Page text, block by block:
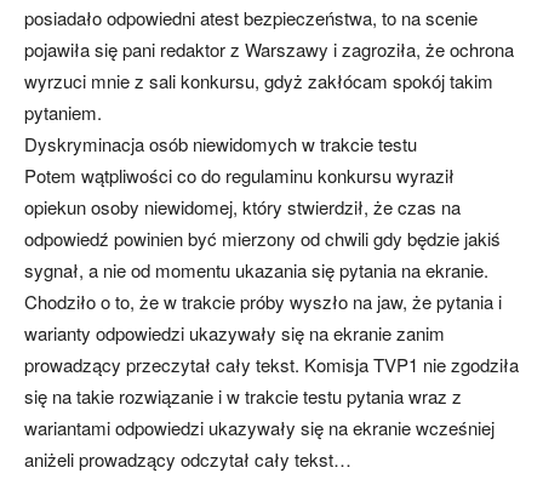
posiadało odpowiedni atest bezpieczeństwa, to na scenie
pojawiła się pani redaktor z Warszawy i zagroziła, że ochrona
wyrzuci mnie z sali konkursu, gdyż zakłócam spokój takim
pytaniem.
Dyskryminacja osób niewidomych w trakcie testu
Potem wątpliwości co do regulaminu konkursu wyraził
opiekun osoby niewidomej, który stwierdził, że czas na
odpowiedź powinien być mierzony od chwili gdy będzie jakiś
sygnał, a nie od momentu ukazania się pytania na ekranie.
Chodziło o to, że w trakcie próby wyszło na jaw, że pytania i
warianty odpowiedzi ukazywały się na ekranie zanim
prowadzący przeczytał cały tekst. Komisja TVP1 nie zgodziła
się na takie rozwiązanie i w trakcie testu pytania wraz z
wariantami odpowiedzi ukazywały się na ekranie wcześniej
aniżeli prowadzący odczytał cały tekst…